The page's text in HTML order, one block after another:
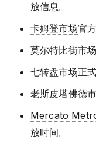
放信息。
卡姆登市场官
莫尔特比街市
七转盘市场正
老斯皮塔佛德
Mercato
放时间。